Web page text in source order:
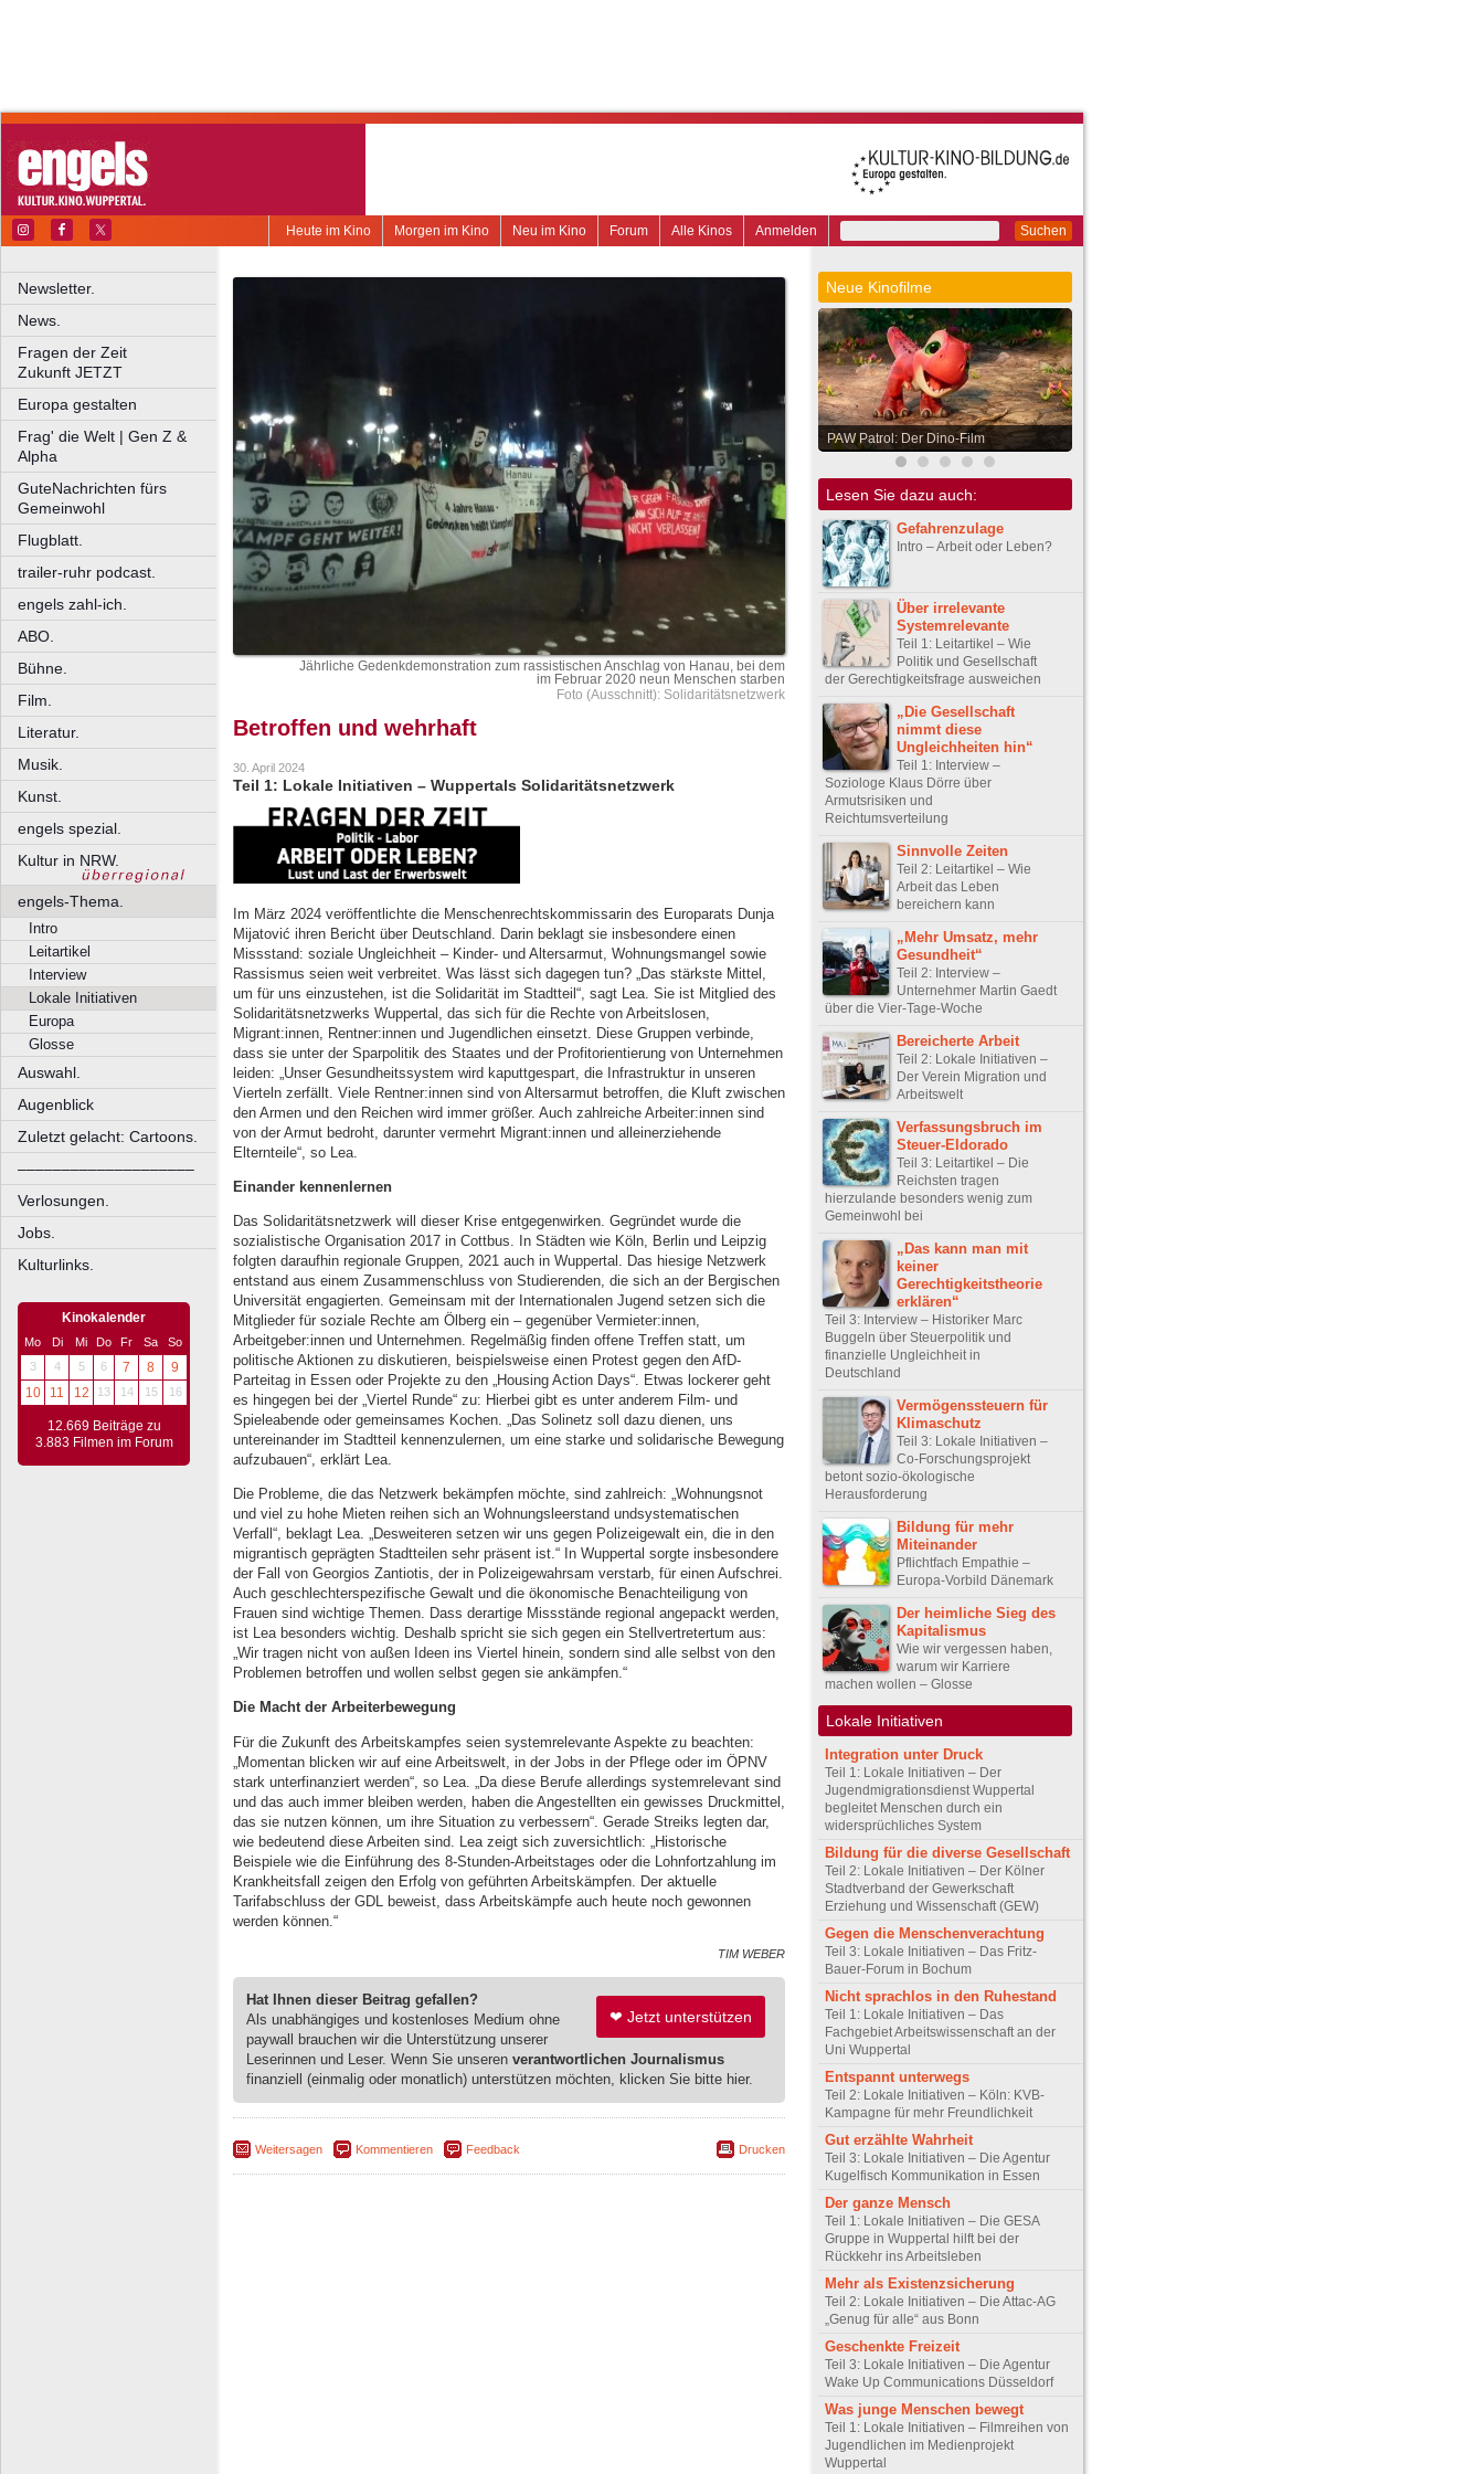
Suchen
Anmelden
Alle Kinos
Forum
Neu im Kino
Morgen im Kino
Heute im Kino
Newsletter.
News.
Fragen der Zeit
Zukunft JETZT
Europa gestalten
Frag' die Welt | Gen Z &
Alpha
GuteNachrichten fürs
Gemeinwohl
Flugblatt.
trailer-ruhr podcast.
engels zahl-ich.
ABO.
Bühne.
Film.
Literatur.
Musik.
Kunst.
engels spezial.
Kultur in NRW.
engels-Thema.
Intro
Leitartikel
Interview
Lokale Initiativen
Europa
Glosse
Auswahl.
Augenblick
Zuletzt gelacht: Cartoons.
––––––––––––––––––––
Verlosungen.
Jobs.
Kulturlinks.
Kinokalender
Mo Di Mi Do Fr Sa
So
3
4 5 6 7 8
9
10
11 12 13 14 15 16
12.669 Beiträge zu
3.883 Filmen im Forum
Jährliche Gedenkdemonstration zum rassistischen Anschlag von Hanau, bei dem
im Februar 2020 neun Menschen starben
Foto (Ausschnitt): Solidaritätsnetzwerk
Betroffen und wehrhaft
30. April 2024
Teil 1: Lokale Initiativen – Wuppertals Solidaritätsnetzwerk
Im März 2024 veröffentlichte die Menschenrechtskommissarin des Europarats Dunja
Mijatović ihren Bericht über Deutschland. Darin beklagt sie insbesondere einen
Missstand: soziale Ungleichheit – Kinder- und Altersarmut, Wohnungsmangel sowie
Rassismus seien weit verbreitet. Was lässt sich dagegen tun? „Das stärkste Mittel,
um für uns einzustehen, ist die Solidarität im Stadtteil“, sagt Lea. Sie ist Mitglied des
Solidaritätsnetzwerks Wuppertal, das sich für die Rechte von Arbeitslosen,
Migrant:innen, Rentner:innen und Jugendlichen einsetzt. Diese Gruppen verbinde,
dass sie unter der Sparpolitik des Staates und der Profitorientierung von Unternehmen
leiden: „Unser Gesundheitssystem wird kaputtgespart, die Infrastruktur in unseren
Vierteln zerfällt. Viele Rentner:innen sind von Altersarmut betroffen, die Kluft zwischen
den Armen und den Reichen wird immer größer. Auch zahlreiche Arbeiter:innen sind
von der Armut bedroht, darunter vermehrt Migrant:innen und alleinerziehende
Elternteile“, so Lea.
Einander kennenlernen
Das Solidaritätsnetzwerk will dieser Krise entgegenwirken. Gegründet wurde die
sozialistische Organisation 2017 in Cottbus. In Städten wie Köln, Berlin und Leipzig
folgten daraufhin regionale Gruppen, 2021 auch in Wuppertal. Das hiesige Netzwerk
entstand aus einem Zusammenschluss von Studierenden, die sich an der Bergischen
Universität engagierten. Gemeinsam mit der Internationalen Jugend setzen sich die
Mitglieder für soziale Rechte am Ölberg ein – gegenüber Vermieter:innen,
Arbeitgeber:innen und Unternehmen. Regelmäßig finden offene Treffen statt, um
politische Aktionen zu diskutieren, beispielsweise einen Protest gegen den AfD-
Parteitag in Essen oder Projekte zu den „Housing Action Days“. Etwas lockerer geht
es hingegen bei der „Viertel Runde“ zu: Hierbei gibt es unter anderem Film- und
Spieleabende oder gemeinsames Kochen. „Das Solinetz soll dazu dienen, uns
untereinander im Stadtteil kennenzulernen, um eine starke und solidarische Bewegung
aufzubauen“, erklärt Lea.
Die Probleme, die das Netzwerk bekämpfen möchte, sind zahlreich: „Wohnungsnot
und viel zu hohe Mieten reihen sich an Wohnungsleerstand undsystematischen
Verfall“, beklagt Lea. „Desweiteren setzen wir uns gegen Polizeigewalt ein, die in den
migrantisch geprägten Stadtteilen sehr präsent ist.“ In Wuppertal sorgte insbesondere
der Fall von Georgios Zantiotis, der in Polizeigewahrsam verstarb, für einen Aufschrei.
Auch geschlechterspezifische Gewalt und die ökonomische Benachteiligung von
Frauen sind wichtige Themen. Dass derartige Missstände regional angepackt werden,
ist Lea besonders wichtig. Deshalb spricht sie sich gegen ein Stellvertretertum aus:
„Wir tragen nicht von außen Ideen ins Viertel hinein, sondern sind alle selbst von den
Problemen betroffen und wollen selbst gegen sie ankämpfen.“
Die Macht der Arbeiterbewegung
Für die Zukunft des Arbeitskampfes seien systemrelevante Aspekte zu beachten:
„Momentan blicken wir auf eine Arbeitswelt, in der Jobs in der Pflege oder im ÖPNV
stark unterfinanziert werden“, so Lea. „Da diese Berufe allerdings systemrelevant sind
und das auch immer bleiben werden, haben die Angestellten ein gewisses Druckmittel,
das sie nutzen können, um ihre Situation zu verbessern“. Gerade Streiks legten dar,
wie bedeutend diese Arbeiten sind. Lea zeigt sich zuversichtlich: „Historische
Beispiele wie die Einführung des 8-Stunden-Arbeitstages oder die Lohnfortzahlung im
Krankheitsfall zeigen den Erfolg von geführten Arbeitskämpfen. Der aktuelle
Tarifabschluss der GDL beweist, dass Arbeitskämpfe auch heute noch gewonnen
werden können.“
TIM WEBER
❤ Jetzt unterstützen
Hat Ihnen dieser Beitrag gefallen?
Als unabhängiges und kostenloses Medium ohne
paywall brauchen wir die Unterstützung unserer
Leserinnen und Leser. Wenn Sie unseren verantwortlichen Journalismus
finanziell (einmalig oder monatlich) unterstützen möchten, klicken Sie bitte hier.
Weitersagen Kommentieren Feedback Drucken
Neue Kinofilme
PAW Patrol: Der Dino-Film
Lesen Sie dazu auch:
Gefahrenzulage
Intro – Arbeit oder Leben?
Über irrelevante
Systemrelevante
Teil 1: Leitartikel – Wie
Politik und Gesellschaft
der Gerechtigkeitsfrage ausweichen
„Die Gesellschaft
nimmt diese
Ungleichheiten hin“
Teil 1: Interview –
Soziologe Klaus Dörre über
Armutsrisiken und
Reichtumsverteilung
Sinnvolle Zeiten
Teil 2: Leitartikel – Wie
Arbeit das Leben
bereichern kann
„Mehr Umsatz, mehr
Gesundheit“
Teil 2: Interview –
Unternehmer Martin Gaedt
über die Vier-Tage-Woche
Bereicherte Arbeit
Teil 2: Lokale Initiativen –
Der Verein Migration und
Arbeitswelt
Verfassungsbruch im
Steuer-Eldorado
Teil 3: Leitartikel – Die
Reichsten tragen
hierzulande besonders wenig zum
Gemeinwohl bei
„Das kann man mit
keiner
Gerechtigkeitstheorie
erklären“
Teil 3: Interview – Historiker Marc
Buggeln über Steuerpolitik und
finanzielle Ungleichheit in
Deutschland
Vermögenssteuern für
Klimaschutz
Teil 3: Lokale Initiativen –
Co-Forschungsprojekt
betont sozio-ökologische
Herausforderung
Bildung für mehr
Miteinander
Pflichtfach Empathie –
Europa-Vorbild Dänemark
Der heimliche Sieg des
Kapitalismus
Wie wir vergessen haben,
warum wir Karriere
machen wollen – Glosse
Lokale Initiativen
Integration unter Druck
Teil 1: Lokale Initiativen – Der
Jugendmigrationsdienst Wuppertal
begleitet Menschen durch ein
widersprüchliches System
Bildung für die diverse Gesellschaft
Teil 2: Lokale Initiativen – Der Kölner
Stadtverband der Gewerkschaft
Erziehung und Wissenschaft (GEW)
Gegen die Menschenverachtung
Teil 3: Lokale Initiativen – Das Fritz-
Bauer-Forum in Bochum
Nicht sprachlos in den Ruhestand
Teil 1: Lokale Initiativen – Das
Fachgebiet Arbeitswissenschaft an der
Uni Wuppertal
Entspannt unterwegs
Teil 2: Lokale Initiativen – Köln: KVB-
Kampagne für mehr Freundlichkeit
Gut erzählte Wahrheit
Teil 3: Lokale Initiativen – Die Agentur
Kugelfisch Kommunikation in Essen
Der ganze Mensch
Teil 1: Lokale Initiativen – Die GESA
Gruppe in Wuppertal hilft bei der
Rückkehr ins Arbeitsleben
Mehr als Existenzsicherung
Teil 2: Lokale Initiativen – Die Attac-AG
„Genug für alle“ aus Bonn
Geschenkte Freizeit
Teil 3: Lokale Initiativen – Die Agentur
Wake Up Communications Düsseldorf
Was junge Menschen bewegt
Teil 1: Lokale Initiativen – Filmreihen von
Jugendlichen im Medienprojekt
Wuppertal